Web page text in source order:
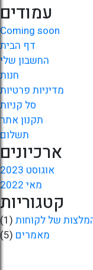
עמודים
Coming soon
דף הבית
החשבון שלי
חנות
מדיניות פרטיות
סל קניות
תקנון אתר
תשלום
ארכיונים
אוגוסט 2023
מאי 2022
קטגוריות
של לקוחות (1)
מאמרים (5)